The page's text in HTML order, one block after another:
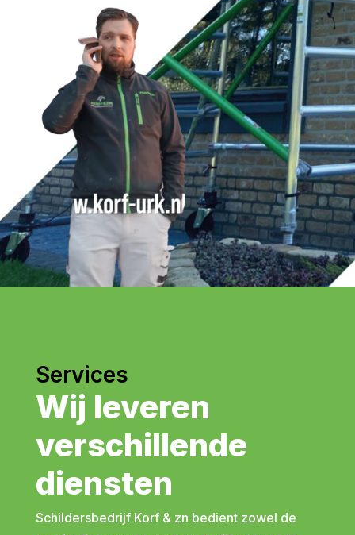
Services
Wij leveren
verschillende
diensten
Schildersbedrijf Korf & zn bedient zowel de